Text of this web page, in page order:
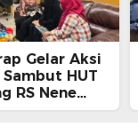
Gelar Aksi
HUT
RS Nene
Polres